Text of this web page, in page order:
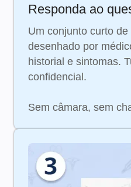
Responda ao
Um conjunto curto de
desenhado por
historial e sintomas.
confidencial.
Sem câmara, sem